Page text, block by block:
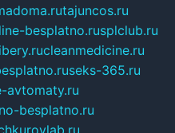
tajuncos.ru
besplatno.rusplclub.ru
cleanmedicine.ru
seks-365.ru
avtomaty.ru
besplatno.ru